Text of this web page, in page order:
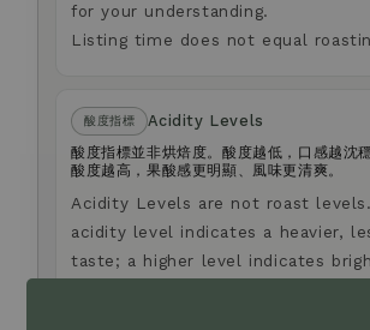
for your understanding.
Listing time does not equal
酸度指標
Acidity Levels
酸度指標並非烘焙度。酸度越低，口感越沈
酸度越高，果酸感更明顯、風味更清爽。
Acidity Levels are not roast
acidity level indicates a heavier,
taste; a higher level indicates